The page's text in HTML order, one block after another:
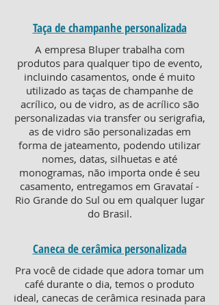
Taça de champanhe personalizada
A empresa Bluper trabalha com
produtos para qualquer tipo de evento,
incluindo casamentos, onde é muito
utilizado as taças de champanhe de
acrílico, ou de vidro, as de acrílico são
personalizadas via transfer ou serigrafia,
as de vidro são personalizadas em
forma de jateamento, podendo utilizar
nomes, datas, silhuetas e até
monogramas, não importa onde é seu
casamento, entregamos em Gravataí -
Rio Grande do Sul ou em qualquer lugar
do Brasil.
Caneca de cerâmica personalizada
Pra você de cidade que adora tomar um
café durante o dia, temos o produto
ideal, canecas de cerâmica resinada para